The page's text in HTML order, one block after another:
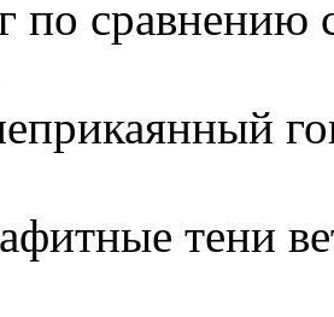
по сравнению
тени